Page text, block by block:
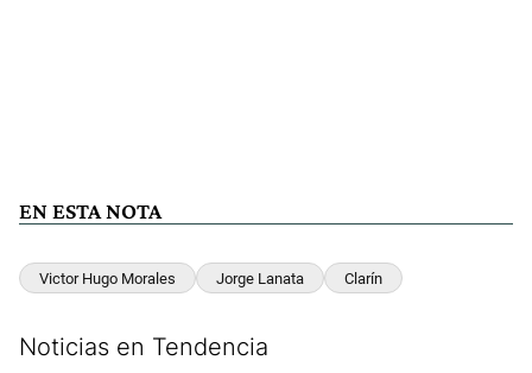
EN ESTA NOTA
Victor Hugo Morales Jorge Lanata Clarín
Noticias en Tendencia